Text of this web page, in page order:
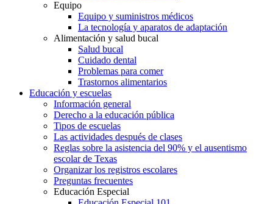
Equipo
Equipo y suministros médicos
La tecnología y aparatos de adaptación
Alimentación y salud bucal
Salud bucal
Cuidado dental
Problemas para comer
Trastornos alimentarios
Educación y escuelas
Información general
Derecho a la educación pública
Tipos de escuelas
Las actividades después de clases
Reglas sobre la asistencia del 90% y el ausentismo
escolar de Texas
Organizar los registros escolares
Preguntas frecuentes
Educación Especial